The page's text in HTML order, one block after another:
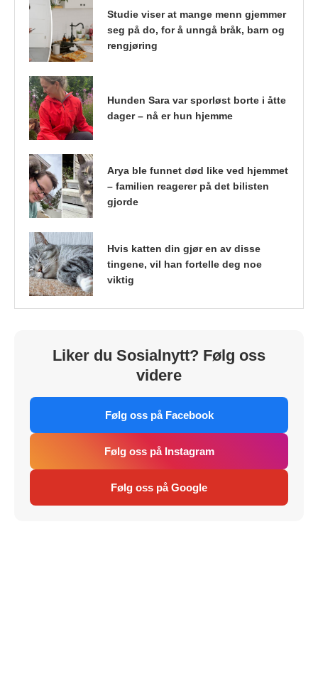
Studie viser at mange menn gjemmer
seg på do, for å unngå bråk, barn og
rengjøring
Hunden Sara var sporløst borte i åtte
dager – nå er hun hjemme
Arya ble funnet død like ved hjemmet
– familien reagerer på det bilisten
gjorde
Hvis katten din gjør en av disse
tingene, vil han fortelle deg noe
viktig
Liker du Sosialnytt? Følg oss
videre
Følg oss på Facebook
Følg oss på Instagram
Følg oss på Google